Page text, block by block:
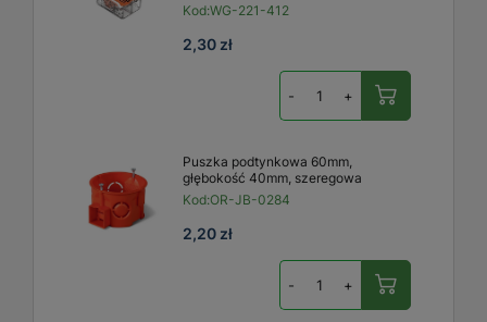
Kod:WG-221-412
2,30 zł
- +
Puszka podtynkowa 60mm,
głębokość 40mm, szeregowa
Kod:OR-JB-0284
2,20 zł
- +